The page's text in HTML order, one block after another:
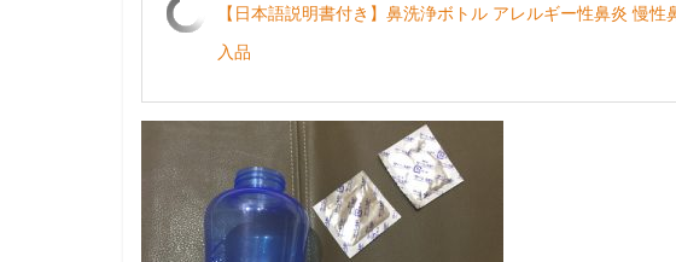
【日本語説明書付き】鼻洗浄ボトル アレルギー性鼻炎 慢
入品